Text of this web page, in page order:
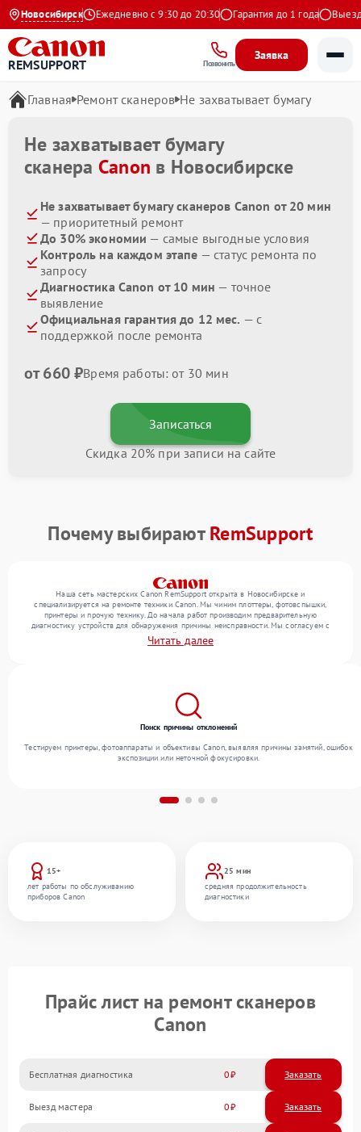
Новосибирск
4.9 на Яндекс Ежедневно с 9:30 до 20:30 Гарантия до 1 года Выезд
REMSUPPORT Позвонить
Заявка
Главная Ремонт сканеров Не захватывает бумагу
Не захватывает бумагу
сканера Canon в Новосибирске
Не захватывает бумагу сканеров Canon от 20 мин
— приоритетный ремонт
До 30% экономии — самые выгодные условия
Контроль на каждом этапе — статус ремонта по
запросу
Диагностика Canon от 10 мин — точное
выявление
Официальная гарантия до 12 мес. — с
поддержкой после ремонта
от 660 ₽Время работы: от 30 мин
Записаться
Скидка 20% при записи на сайте
Почему выбираютRemSupport
Наша сеть мастерских Canon RemSupport открыта в Новосибирске и
специализируется на ремонте техники Canon. Мы чиним плоттеры, фотовспышки,
принтеры и прочую технику. До начала работ производим предварительную
диагностику устройств для обнаружения причины неисправности. Мы согласуем с
клиентом состав необходимых операций и их стоимость, затем реализуем ремонт с
заменой деталей по необходимости. После работ проверяем качество оказанных
Читать далее
15+
лет работы по обслуживанию
приборов Canon
25 мин
средняя продолжительность
диагностики
Поиск причины отклонений
Тестируем принтеры, фотоаппараты и объективы Canon, выявляя причины замятий, ошибок
экспозиции или неточной фокусировки.
Прайс лист на ремонт сканеров
Canon
Бесплатная диагностика 0 Заказать
Выезд мастера 0 Заказать